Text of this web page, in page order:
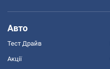
Авто
Тест Драйв
Акції